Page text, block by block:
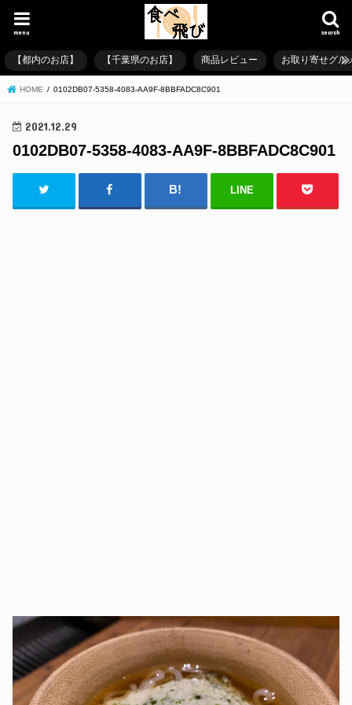
search
menu
【都内のお店】 【千葉県のお店】 商品レビュー お取り寄せグル
HOME 0102DB07-5358-4083-AA9F-8BBFADC8C901
2021.12.29
0102DB07-5358-4083-AA9F-8BBFADC8C901
LINE